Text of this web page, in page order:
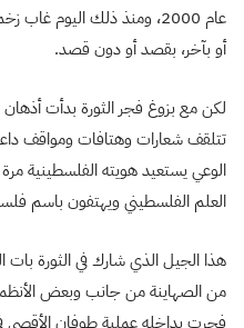
عام 2000، ومنذ ذلك اليوم
أو بآخر، بقصد أو دون قصد.
لكن مع بزوغ فجر الثورة بدأت
تتلقف شعارات وهتافات ومواقف
الوعي يستعيد هويته الفلسطينية
العلم الفلسطيني ويهتفون باسم
هذا الجيل الذي شارك في الثورة بات
من الصهاينة من جانب وبعض
فجرت بداخله عملية طوفان الأقصى